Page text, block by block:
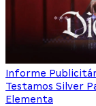
Informe
Testamos Silver
Elementa